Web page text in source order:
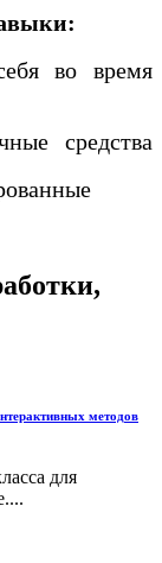
во время
средства
методов
для